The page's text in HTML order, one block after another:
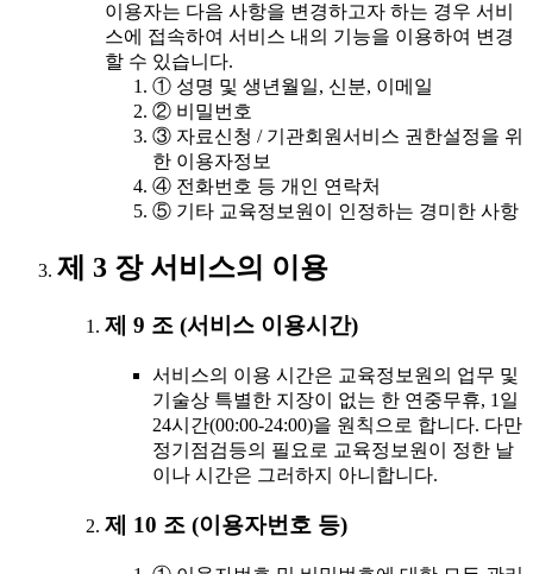
이용자는 다음 사항을 변경하고자 하는 경우 서비
스에 접속하여 서비스 내의 기능을 이용하여 변경
할 수 있습니다.
① 성명 및 생년월일, 신분, 이메일
② 비밀번호
③ 자료신청 / 기관회원서비스 권한설정을 위
한 이용자정보
④ 전화번호 등 개인 연락처
⑤ 기타 교육정보원이 인정하는 경미한 사항
제 3 장 서비스의 이용
제 9 조 (서비스 이용시간)
서비스의 이용 시간은 교육정보원의 업무 및
기술상 특별한 지장이 없는 한 연중무휴, 1일
24시간(00:00-24:00)을 원칙으로 합니다. 다만
정기점검등의 필요로 교육정보원이 정한 날
이나 시간은 그러하지 아니합니다.
제 10 조 (이용자번호 등)